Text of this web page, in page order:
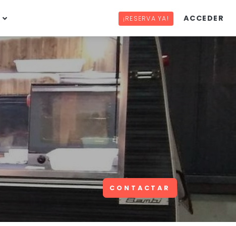
¡RESERVA YA! ACCEDER
CONTACTAR